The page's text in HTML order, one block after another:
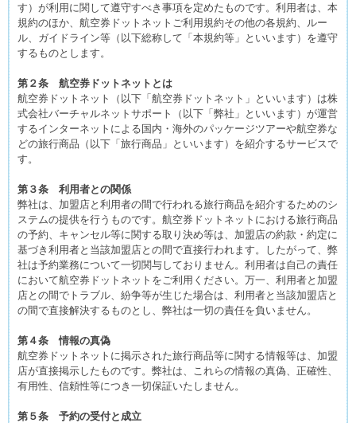
す）が利用に関して遵守すべき事項を定めたものです。利用者は、本
規約のほか、航空券ドットネットご利用規約その他の各規約、ルー
ル、ガイドライン等（以下総称して「本規約等」といいます）を遵守
するものとします。
第２条 航空券ドットネットとは
航空券ドットネット（以下「航空券ドットネット」といいます）は株
式会社バーチャルネットサポート（以下「弊社」といいます）が運営
するインターネットによる国内・海外のパッケージツアーや航空券な
どの旅行商品（以下「旅行商品」といいます）を紹介するサービスで
す。
第３条 利用者との関係
弊社は、加盟店と利用者の間で行われる旅行商品を紹介するためのシ
ステムの提供を行うものです。航空券ドットネットにおける旅行商品
の予約、キャンセル等に関する取り決め等は、加盟店の約款・約定に
基づき利用者と当該加盟店との間で直接行われます。したがって、弊
社は予約業務について一切関与しておりません。利用者は自己の責任
において航空券ドットネットをご利用ください。万一、利用者と加盟
店との間でトラブル、紛争等が生じた場合は、利用者と当該加盟店と
の間で直接解決するものとし、弊社は一切の責任を負いません。
第４条 情報の真偽
航空券ドットネットに掲示された旅行商品等に関する情報等は、加盟
店が直接掲示したものです。弊社は、これらの情報の真偽、正確性、
有用性、信頼性等につき一切保証いたしません。
第５条 予約の受付と成立